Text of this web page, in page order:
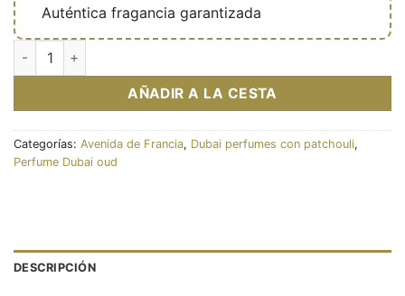
Auténtica fragancia garantizada
Eau de parfum Zénith Vanilla 100ml - French Avenue cantidad
AÑADIR A LA CESTA
Categorías: Avenida de Francia, Dubai perfumes con patchouli,
Perfume Dubai oud
DESCRIPCIÓN